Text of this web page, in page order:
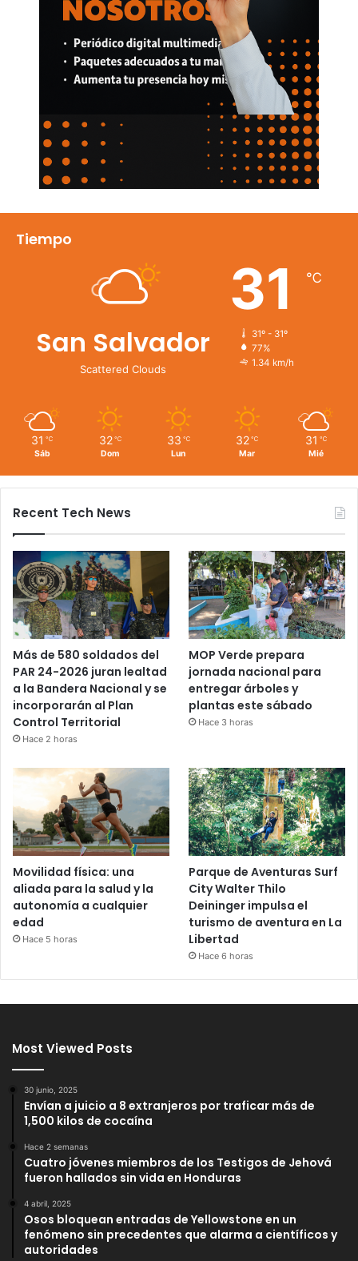
Tiempo
San Salvador
Scattered Clouds
31 ℃
31º - 31º
77%
1.34 km/h
31 ℃
Sáb
32 ℃
Dom
33 ℃
Lun
32 ℃
Mar
31 ℃
Mié
Recent Tech News
Más de 580 soldados del
PAR 24-2026 juran lealtad
a la Bandera Nacional y se
incorporarán al Plan
Control Territorial
Hace 2 horas
MOP Verde prepara
jornada nacional para
entregar árboles y
plantas este sábado
Hace 3 horas
Movilidad física: una
aliada para la salud y la
autonomía a cualquier
edad
Hace 5 horas
Parque de Aventuras Surf
City Walter Thilo
Deininger impulsa el
turismo de aventura en La
Libertad
Hace 6 horas
Most Viewed Posts
30 junio, 2025
Envían a juicio a 8 extranjeros por traficar más de
1,500 kilos de cocaína
Hace 2 semanas
Cuatro jóvenes miembros de los Testigos de Jehová
fueron hallados sin vida en Honduras
4 abril, 2025
Osos bloquean entradas de Yellowstone en un
fenómeno sin precedentes que alarma a científicos y
autoridades